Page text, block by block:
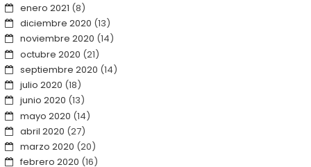
enero 2021 (8)
diciembre 2020 (13)
noviembre 2020 (14)
octubre 2020 (21)
septiembre 2020 (14)
julio 2020 (18)
junio 2020 (13)
mayo 2020 (14)
abril 2020 (27)
marzo 2020 (20)
febrero 2020 (16)